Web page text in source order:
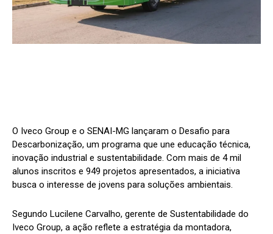
O Iveco Group e o SENAI-MG lançaram o Desafio para
Descarbonização, um programa que une educação técnica,
inovação industrial e sustentabilidade. Com mais de 4 mil
alunos inscritos e 949 projetos apresentados, a iniciativa
busca o interesse de jovens para soluções ambientais.
Segundo Lucilene Carvalho, gerente de Sustentabilidade do
Iveco Group, a ação reflete a estratégia da montadora,